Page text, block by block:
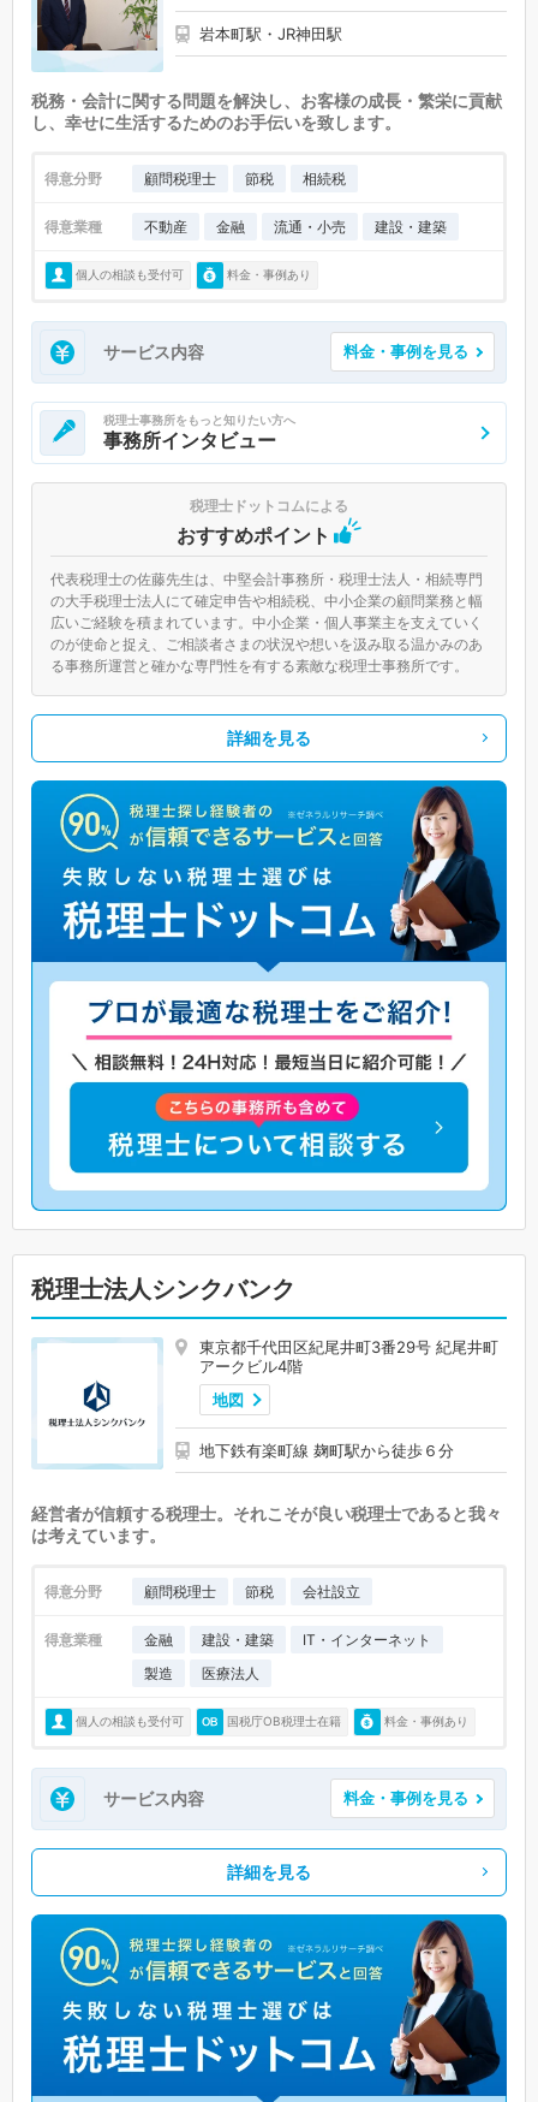
岩本町駅・JR神田駅
税務・会計に関する問題を解決し、お客様の成長・繁栄に貢献
し、幸せに生活するためのお手伝いを致します。
得意分野 顧問税理士 節税 相続税
得意業種 不動産 金融 流通・小売 建設・建築
個人の相談も受付可 料金・事例あり
サービス内容 料金・事例を見る
税理士事務所をもっと知りたい方へ
事務所インタビュー
税理士ドットコムによる
おすすめポイント
代表税理士の佐藤先生は、中堅会計事務所・税理士法人・相続専門
の大手税理士法人にて確定申告や相続税、中小企業の顧問業務と幅
広いご経験を積まれています。中小企業・個人事業主を支えていく
のが使命と捉え、ご相談者さまの状況や想いを汲み取る温かみのあ
る事務所運営と確かな専門性を有する素敵な税理士事務所です。
詳細を見る
税理士法人シンクバンク
東京都千代田区紀尾井町3番29号 紀尾井町
アークビル4階
地図
地下鉄有楽町線 麹町駅から徒歩６分
経営者が信頼する税理士。それこそが良い税理士であると我々
は考えています。
得意分野 顧問税理士 節税 会社設立
得意業種 金融 建設・建築
IT・インターネット
製造
医療法人
個人の相談も受付可 国税庁OB税理士在籍 料金・事例あり
サービス内容 料金・事例を見る
詳細を見る